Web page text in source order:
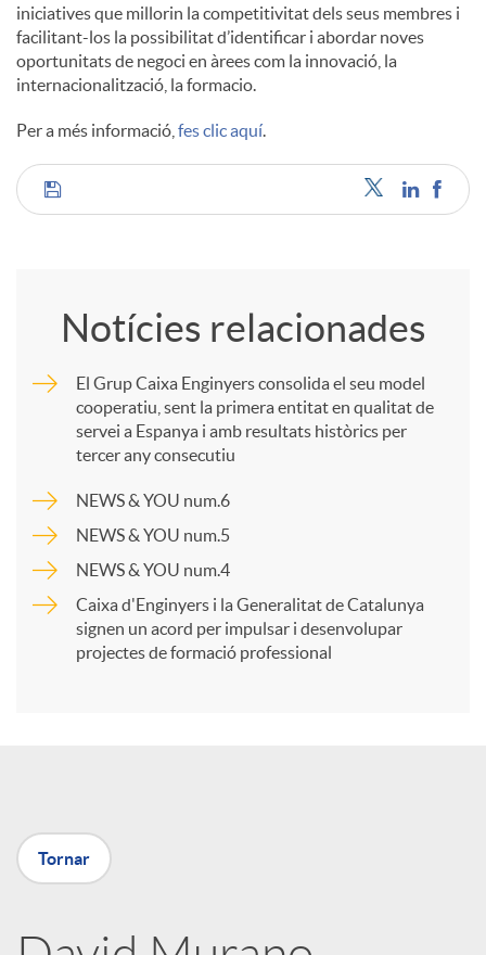
iniciatives que millorin la competitivitat dels seus membres i
facilitant-los la possibilitat d’identificar i abordar noves
oportunitats de negoci en àrees com la innovació, la
internacionalització, la formacio.
Per a més informació, fes clic aquí.
C
a
r
a
Notícies relacionades
El Grup Caixa Enginyers consolida el seu model
cooperatiu, sent la primera entitat en qualitat de
servei a Espanya i amb resultats històrics per
tercer any consecutiu
NEWS & YOU num.6
NEWS & YOU num.5
NEWS & YOU num.4
Caixa d'Enginyers i la Generalitat de Catalunya
signen un acord per impulsar i desenvolupar
projectes de formació professional
Tornar